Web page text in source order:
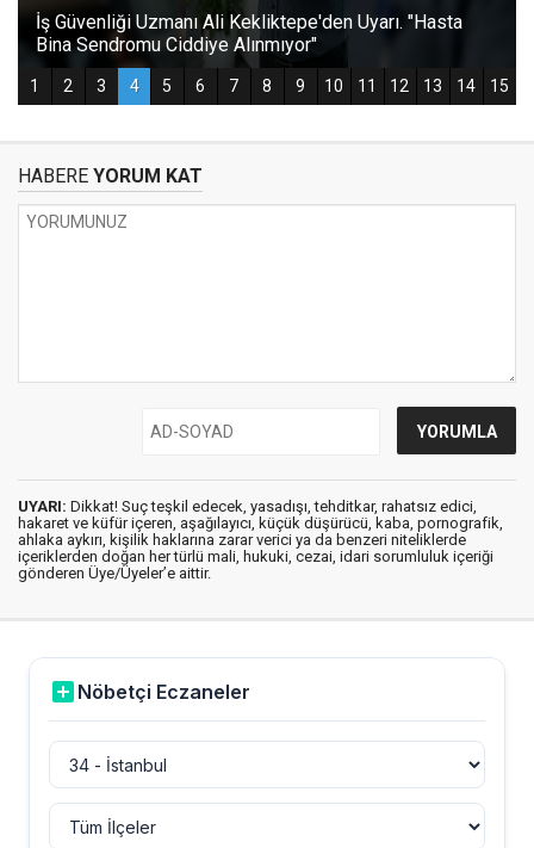
HABERE YORUM KAT
UYARI: Dikkat! Suç teşkil edecek, yasadışı, tehditkar, rahatsız edici,
hakaret ve küfür içeren, aşağılayıcı, küçük düşürücü, kaba, pornografik,
ahlaka aykırı, kişilik haklarına zarar verici ya da benzeri niteliklerde
içeriklerden doğan her türlü mali, hukuki, cezai, idari sorumluluk içeriği
gönderen Üye/Üyeler’e aittir.